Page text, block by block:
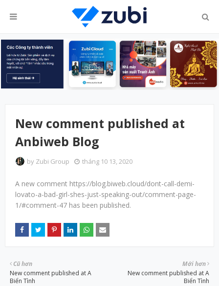
New comment published at
Anbiweb Blog
by Zubi Group tháng 10 13, 2020
A new comment https://blog.biweb.cloud/dont-call-demi-
lovato-a-bad-girl-shes-just-speaking-out/comment-page-
1/#comment-47 has been published.
Mới hơn
New comment published at A
Biển Tình
Cũ hơn
New comment published at A
Biển Tình